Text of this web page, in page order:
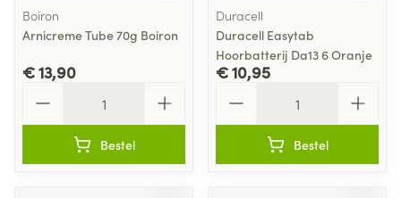
Boiron
Arnicreme Tube 70g Boiron
€ 13,90
Bestel
Duracell
Duracell Easytab
Hoorbatterij Da13 6 Oranje
€ 10,95
Bestel